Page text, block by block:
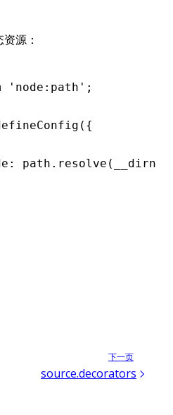
源：
'node:path' ;
({
: path .resolve
下一页
source.decorators